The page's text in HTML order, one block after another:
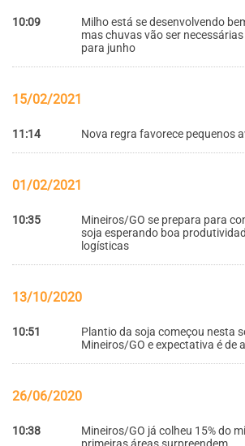
10:09
Milho está se desenvolvendo
mas chuvas vão ser
para junho
15/02/2021
11:14 Nova regra favorece pequenos
01/02/2021
10:35
Mineiros/GO se prepara para
soja esperando boa
logísticas
13/10/2020
10:51
Plantio da soja começou nesta
Mineiros/GO e expectativa é de
26/06/2020
10:38
Mineiros/GO já colheu 15% do